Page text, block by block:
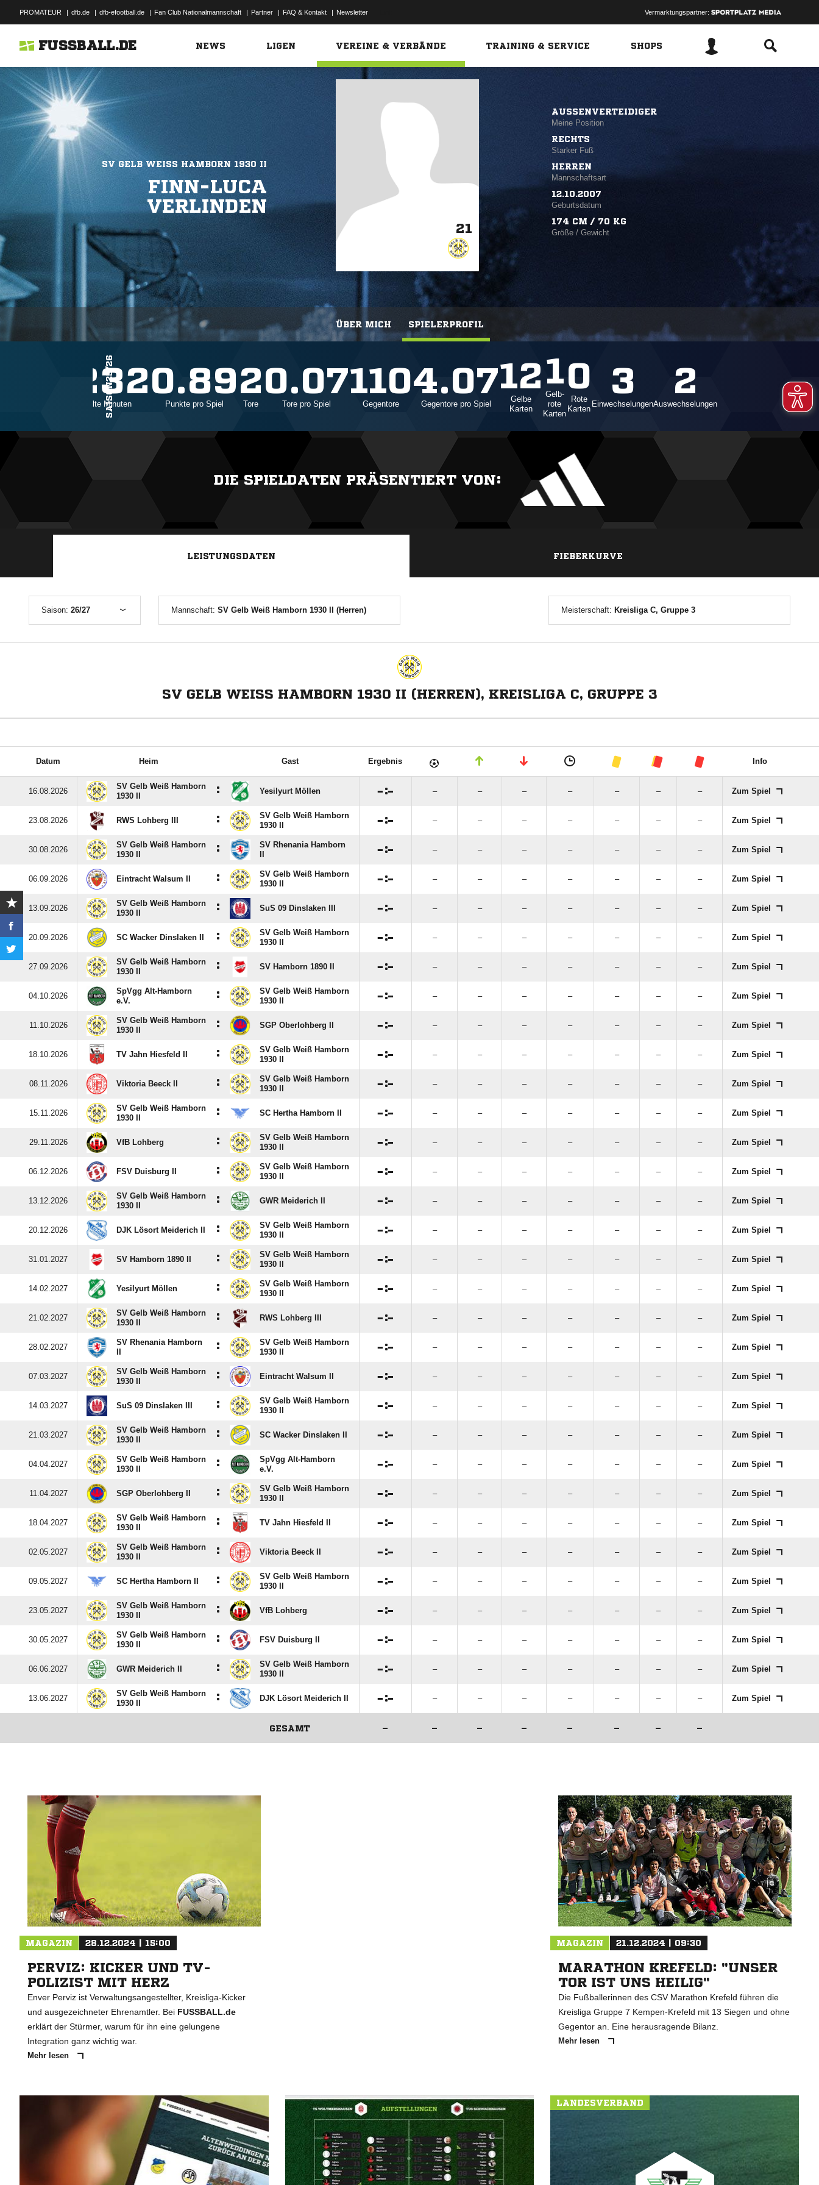
PROMATEUR | dfb.de | dfb-efootball.de | Fan Club Nationalmannschaft | Partner | FAQ & Kontakt | Newsletter Vermarktungspartner:
FUSSBALL.DE NEWS LIGEN VEREINE & VERBÄNDE TRAINING & SERVICE SHOPS
ÜBER MICH SPIELERPROFIL
SV GELB WEISS HAMBORN 1930 II
FINN-LUCA
VERLINDEN
21
AUSSENVERTEIDIGER
Meine Position
RECHTS
Starker Fuß
HERREN
Mannschaftsart
12.10.2007
Geburtsdatum
174 CM / 70 KG
Größe / Gewicht
SAISON25/26
2232
Gespielte Minuten
0.89
Punkte pro Spiel
2
Tore
0.07
Tore pro Spiel
110
Gegentore
4.07
Gegentore pro Spiel
12
Gelbe
Karten
1
Gelb-
rote
Karten
0
Rote
Karten
3
Einwechselungen
2
Auswechselungen
DIE SPIELDATEN PRÄSENTIERT VON:
LEISTUNGSDATEN FIEBERKURVE
Saison: 26/27 Mannschaft:SV Gelb Weiß Hamborn 1930 II (Herren) Meisterschaft: Kreisliga C, Gruppe 3
SV GELB WEISS HAMBORN 1930 II (HERREN), KREISLIGA C, GRUPPE 3
Datum Heim Gast Ergebnis Info
16.08.2026
SV Gelb Weiß Hamborn
1930 II
: Yesilyurt Möllen : – – – – – – – Zum Spiel
23.08.2026 RWS Lohberg III :
SV Gelb Weiß Hamborn
1930 II
: – – – – – – – Zum Spiel
30.08.2026
SV Gelb Weiß Hamborn
1930 II
:
SV Rhenania Hamborn
: – – – – – – – Zum Spiel
06.09.2026 Eintracht Walsum II :
SV Gelb Weiß Hamborn
1930 II
: – – – – – – – Zum Spiel
13.09.2026
SV Gelb Weiß Hamborn
1930 II
: SuS 09 Dinslaken III : – – – – – – – Zum Spiel
20.09.2026 SC Wacker Dinslaken II :
SV Gelb Weiß Hamborn
1930 II
: – – – – – – – Zum Spiel
27.09.2026
SV Gelb Weiß Hamborn
1930 II
: SV Hamborn 1890 II : – – – – – – – Zum Spiel
04.10.2026
SpVgg Alt-Hamborn
e.V.
:
SV Gelb Weiß Hamborn
1930 II
: – – – – – – – Zum Spiel
11.10.2026
SV Gelb Weiß Hamborn
1930 II
: SGP Oberlohberg II : – – – – – – – Zum Spiel
18.10.2026 TV Jahn Hiesfeld II :
SV Gelb Weiß Hamborn
1930 II
: – – – – – – – Zum Spiel
08.11.2026 Viktoria Beeck II :
SV Gelb Weiß Hamborn
1930 II
: – – – – – – – Zum Spiel
15.11.2026
SV Gelb Weiß Hamborn
1930 II
: SC Hertha Hamborn II : – – – – – – – Zum Spiel
29.11.2026 VfB Lohberg :
SV Gelb Weiß Hamborn
1930 II
: – – – – – – – Zum Spiel
06.12.2026 FSV Duisburg II :
SV Gelb Weiß Hamborn
1930 II
: – – – – – – – Zum Spiel
13.12.2026
SV Gelb Weiß Hamborn
1930 II
: GWR Meiderich II : – – – – – – – Zum Spiel
20.12.2026 DJK Lösort Meiderich II :
SV Gelb Weiß Hamborn
1930 II
: – – – – – – – Zum Spiel
31.01.2027 SV Hamborn 1890 II :
SV Gelb Weiß Hamborn
1930 II
: – – – – – – – Zum Spiel
14.02.2027 Yesilyurt Möllen :
SV Gelb Weiß Hamborn
1930 II
: – – – – – – – Zum Spiel
21.02.2027
SV Gelb Weiß Hamborn
1930 II
: RWS Lohberg III : – – – – – – – Zum Spiel
28.02.2027
SV Rhenania Hamborn
:
SV Gelb Weiß Hamborn
1930 II
: – – – – – – – Zum Spiel
07.03.2027
SV Gelb Weiß Hamborn
1930 II
: Eintracht Walsum II : – – – – – – – Zum Spiel
14.03.2027 SuS 09 Dinslaken III :
SV Gelb Weiß Hamborn
1930 II
: – – – – – – – Zum Spiel
21.03.2027
SV Gelb Weiß Hamborn
1930 II
: SC Wacker Dinslaken II : – – – – – – – Zum Spiel
04.04.2027
SV Gelb Weiß Hamborn
1930 II
:
SpVgg Alt-Hamborn
e.V.
: – – – – – – – Zum Spiel
11.04.2027 SGP Oberlohberg II :
SV Gelb Weiß Hamborn
1930 II
: – – – – – – – Zum Spiel
18.04.2027
SV Gelb Weiß Hamborn
1930 II
: TV Jahn Hiesfeld II : – – – – – – – Zum Spiel
02.05.2027
SV Gelb Weiß Hamborn
1930 II
: Viktoria Beeck II : – – – – – – – Zum Spiel
09.05.2027 SC Hertha Hamborn II :
SV Gelb Weiß Hamborn
1930 II
: – – – – – – – Zum Spiel
23.05.2027
SV Gelb Weiß Hamborn
1930 II
: VfB Lohberg : – – – – – – – Zum Spiel
30.05.2027
SV Gelb Weiß Hamborn
1930 II
: FSV Duisburg II : – – – – – – – Zum Spiel
06.06.2027 GWR Meiderich II :
SV Gelb Weiß Hamborn
1930 II
: – – – – – – – Zum Spiel
13.06.2027
SV Gelb Weiß Hamborn
1930 II
: DJK Lösort Meiderich II : – – – – – – – Zum Spiel
GESAMT – – – – – – – –
MAGAZIN 28.12.2024 | 15:00
PERVIZ: KICKER UND TV-
POLIZIST MIT HERZ
Enver Perviz ist Verwaltungsangestellter, Kreisliga-Kicker
und ausgezeichneter Ehrenamtler. Bei FUSSBALL.de
erklärt der Stürmer, warum für ihn eine gelungene
Integration ganz wichtig war.
Mehr lesen
MAGAZIN 21.12.2024 | 09:30
MARATHON KREFELD: "UNSER
TOR IST UNS HEILIG"
Die Fußballerinnen des CSV Marathon Krefeld führen die
Kreisliga Gruppe 7 Kempen-Krefeld mit 13 Siegen und ohne
Gegentor an. Eine herausragende Bilanz.
Mehr lesen
LANDESVERBAND